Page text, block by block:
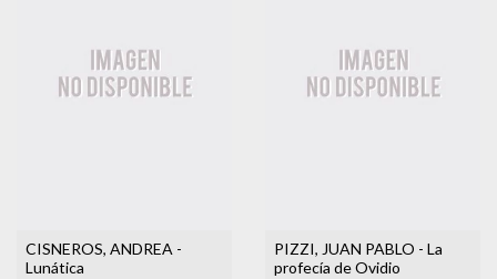
CISNEROS, ANDREA -
Lunática
PIZZI, JUAN PABLO - La
profecía de Ovidio